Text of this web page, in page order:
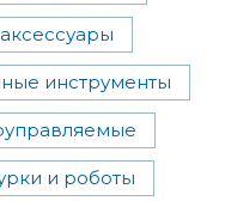
инструменты
и роботы